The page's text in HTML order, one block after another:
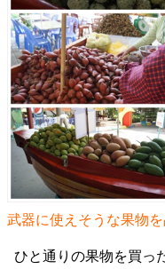
武器に使えそうな果物を
ひと通りの果物を買っ